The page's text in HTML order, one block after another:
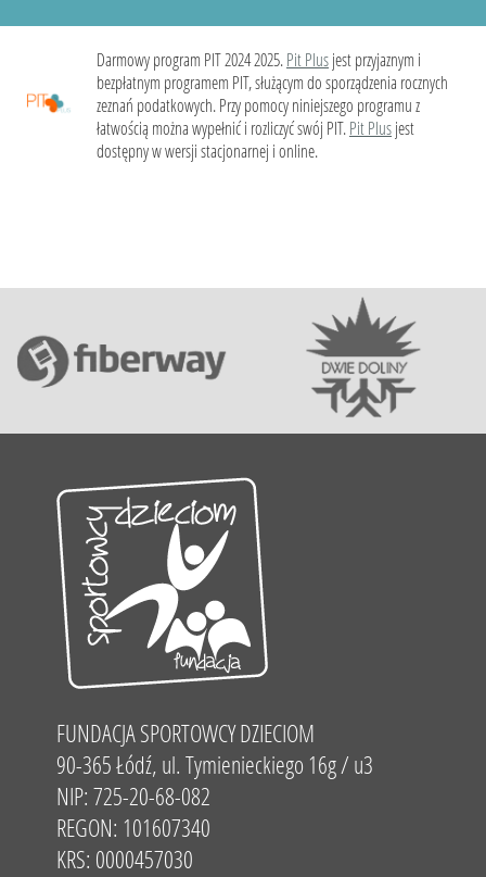
Darmowy program PIT 2024 2025.Pit Plusjest przyjaznym i
bezpłatnym programem PIT, służącym do sporządzenia rocznych
zeznań podatkowych. Przy pomocy niniejszego programu z
łatwością można wypełnić i rozliczyć swój PIT.Pit Plusjest
dostępny w wersji stacjonarnej i online.
FUNDACJA SPORTOWCY DZIECIOM
90-365 Łódź, ul. Tymienieckiego 16g / u3
NIP: 725-20-68-082
REGON: 101607340
KRS: 0000457030